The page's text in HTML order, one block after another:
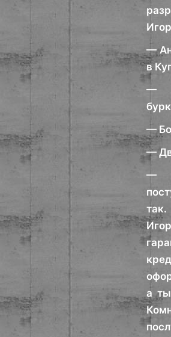
—
в
—
—
—
—
а